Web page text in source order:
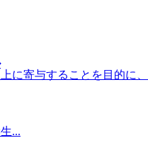
に寄与することを目的に、
...